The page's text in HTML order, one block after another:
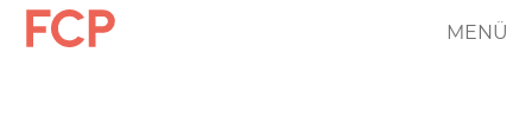
Direkt
zumFCP
MENÜ